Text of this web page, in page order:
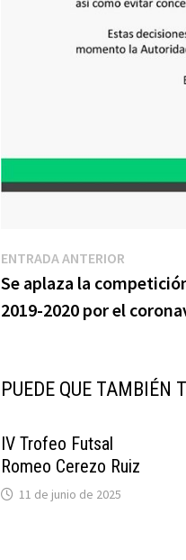
Navegación
de
entradas
ENTRADA ANTERIOREntrada
anterior:
Se aplaza la
2019-2020 por el
PUEDE QUE TAMBIÉN
IV Trofeo Futsal
Romeo Cerezo Ruiz
11 de junio de 2025